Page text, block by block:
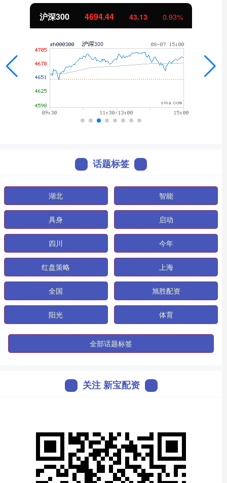
沪深300 4694.44 43.13 0.93%
话题标签
湖北 智能
具身 启动
四川 今年
红盘策略 上海
全国 旭胜配资
阳光 体育
全部话题标签
关注 新宝配资